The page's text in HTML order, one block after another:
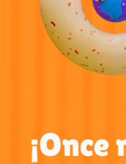
¡Once